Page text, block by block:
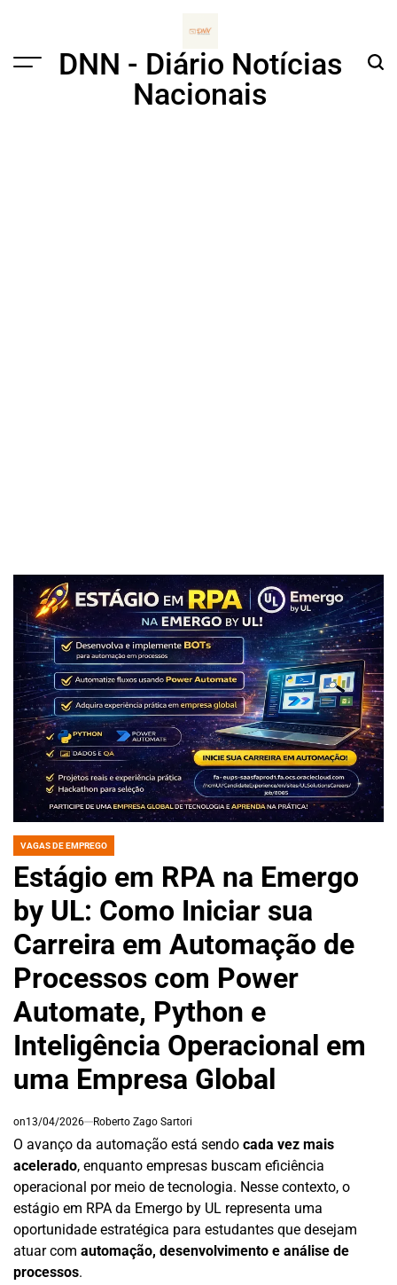
Menu
DNN - Diário Notícias
Nacionais
POSTED
VAGAS DE EMPREGO
Estágio em RPA na Emergo
by UL: Como Iniciar sua
Carreira em Automação de
Processos com Power
Automate, Python e
Inteligência Operacional em
uma Empresa Global
on13/04/2026 Roberto Zago Sartori
O avanço da automação está sendo cada vez mais
acelerado, enquanto empresas buscam eficiência
operacional por meio de tecnologia. Nesse contexto, o
estágio em RPA da Emergo by UL representa uma
oportunidade estratégica para estudantes que desejam
atuar com automação, desenvolvimento e análise de
processos.